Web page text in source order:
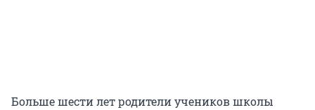
Больше шести лет родители учеников школы